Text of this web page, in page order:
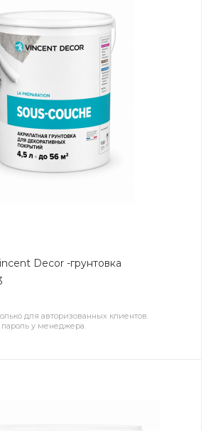
Decor -грунтовка
для авторизованных клиентов.
у менеджера.